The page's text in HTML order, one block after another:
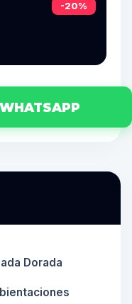
-20%
Dorada